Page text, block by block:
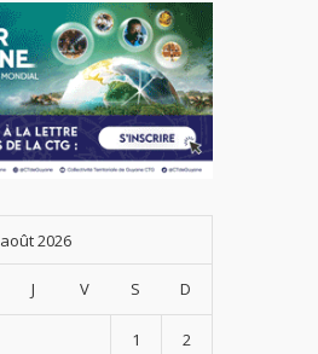
août 2026
J V S D
1 2